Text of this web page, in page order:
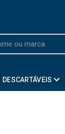
DESCARTÁVEIS